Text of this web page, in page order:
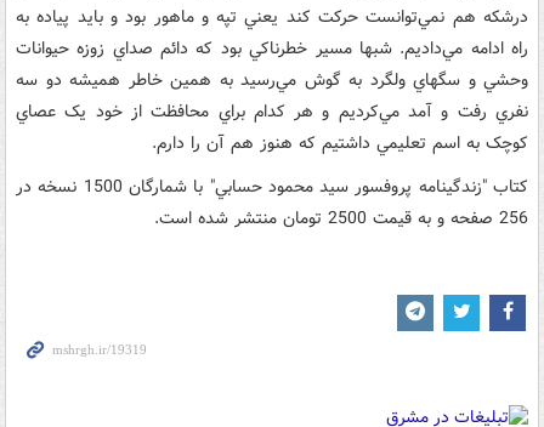
درشکه هم نمي‌توانست حرکت کند يعني تپه و ماهور بود و بايد پياده به
راه ادامه مي‌داديم. شبها مسير خطرناکي بود که دائم صداي زوزه حيوانات
وحشي و سگهاي ولگرد به گوش مي‌رسيد به همين خاطر هميشه دو سه
نفري رفت و آمد مي‌کرديم و هر کدام براي محافظت از خود يک عصاي
کوچک به اسم تعليمي داشتيم که هنوز هم آن را دارم.
کتاب "زندگينامه پروفسور سيد محمود حسابي" با شمارگان 1500 نسخه در
256 صفحه و به قيمت 2500 تومان منتشر شده است.